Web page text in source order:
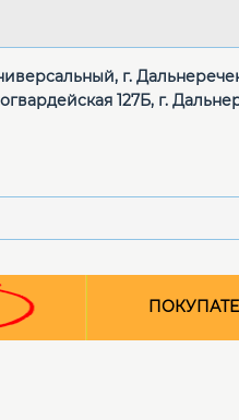
г.
127Б, г.